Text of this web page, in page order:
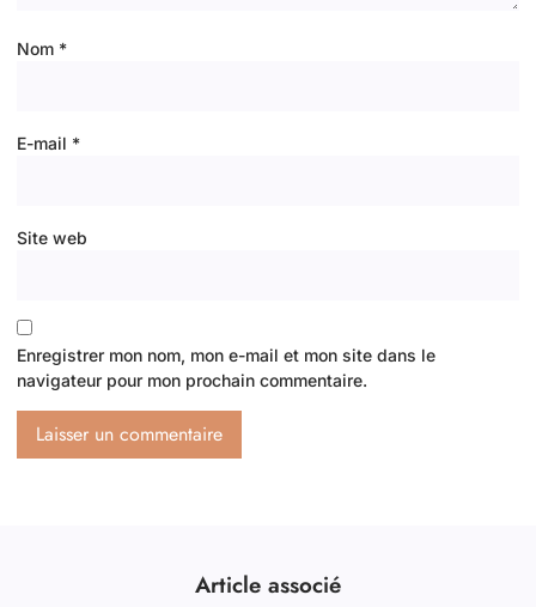
Nom *
E-mail *
Site web
Enregistrer mon nom, mon e-mail et mon site dans le
navigateur pour mon prochain commentaire.
Article associé